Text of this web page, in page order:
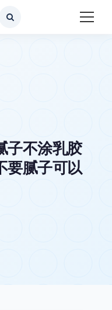
子不涂乳胶
要腻子可以